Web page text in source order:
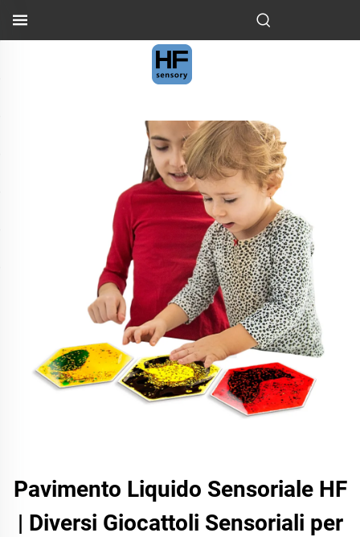
Pavimento Liquido Sensoriale HF
| Diversi Giocattoli Sensoriali per